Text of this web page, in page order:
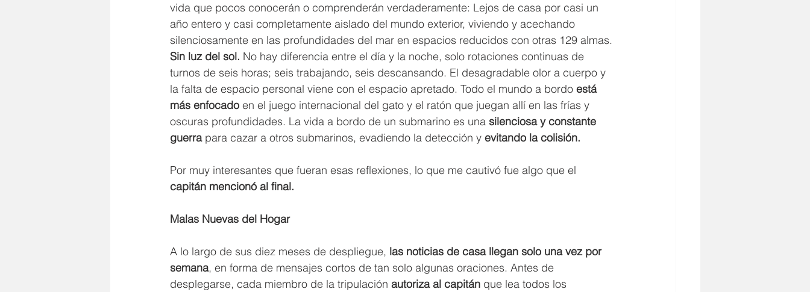
vida que pocos conocerán o comprenderán verdaderamente: Lejos de casa por casi un
año entero y casi completamente aislado del mundo exterior, viviendo y acechando
silenciosamente en las profundidades del mar en espacios reducidos con otras 129 almas.
Sin luz del sol. No hay diferencia entre el día y la noche, solo rotaciones continuas de
turnos de seis horas; seis trabajando, seis descansando. El desagradable olor a cuerpo y
la falta de espacio personal viene con el espacio apretado. Todo el mundo a bordo está
más enfocado en el juego internacional del gato y el ratón que juegan allí en las frías y
oscuras profundidades. La vida a bordo de un submarino es una silenciosa y constante
guerra para cazar a otros submarinos, evadiendo la detección y evitando la colisión.
Por muy interesantes que fueran esas reflexiones, lo que me cautivó fue algo que el
capitán mencionó al final.
Malas Nuevas del Hogar
A lo largo de sus diez meses de despliegue, las noticias de casa llegan solo una vez por
semana, en forma de mensajes cortos de tan solo algunas oraciones. Antes de
desplegarse, cada miembro de la tripulación autoriza al capitán que lea todos los